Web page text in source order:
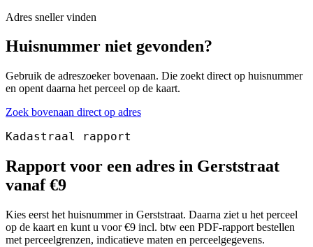
Adres sneller vinden
Huisnummer niet gevonden?
Gebruik de adreszoeker bovenaan. Die zoekt direct op huisnummer
en opent daarna het perceel op de kaart.
Zoek bovenaan direct op adres
Kadastraal rapport
Rapport voor een adres in Gerststraat
vanaf €9
Kies eerst het huisnummer in Gerststraat. Daarna ziet u het perceel
op de kaart en kunt u voor €9 incl. btw een PDF-rapport bestellen
met perceelgrenzen, indicatieve maten en perceelgegevens.